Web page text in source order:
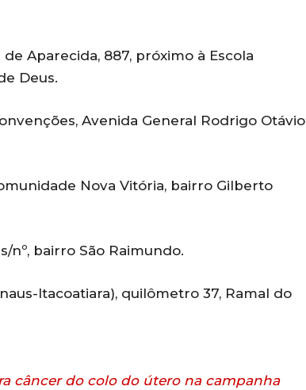
de Aparecida, 887, próximo à Escola
Deus.
Avenida General Rodrigo Otávio
Nova Vitória, bairro Gilberto
nº, bairro São Raimundo.
Itacoatiara), quilômetro 37, Ramal do
câncer do colo do útero na campanha